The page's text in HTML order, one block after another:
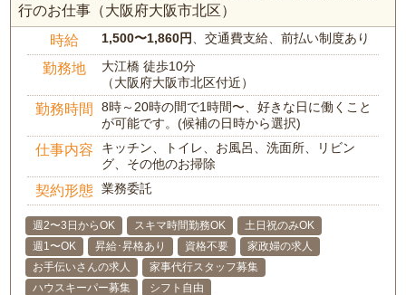
行のお仕事（大阪府大阪市北区）
時給 1,500〜1,860円 、交通費支給、前払い制度あり
勤務地
大江橋 徒歩10分
（大阪府大阪市北区付近）
勤務時間
8時～20時の間で1時間〜、好きな日に働くこと
が可能です。(候補の日時から選択)
仕事内容
キッチン、トイレ、お風呂、洗面所、リビン
グ、その他のお掃除
契約形態 業務委託
週2〜3日からOK スキマ時間勤務OK
土日祝のみOK
週1〜OK
昇給･昇格あり 資格不要
家政婦の求人
お手伝いさんの求人
家事代行スタッフ募集
ハウスキーパー募集
シフト自由